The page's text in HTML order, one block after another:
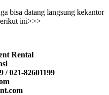
bisa datang langsung kekantor
ini>>>
Rental
/ 021-82601199